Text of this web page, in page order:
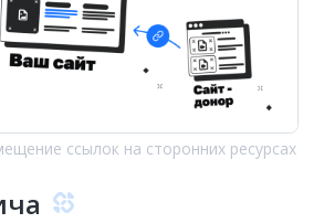
ссылок на сторонних ресурсах